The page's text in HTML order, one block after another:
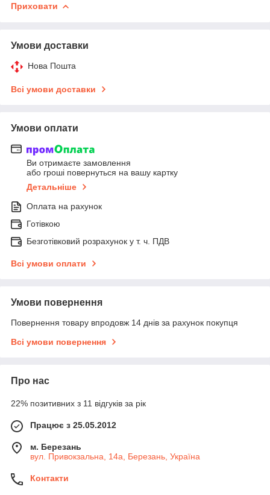
Приховати
Умови доставки
Нова Пошта
Всі умови доставки
Умови оплати
Ви отримаєте замовлення
або гроші повернуться на вашу картку
Детальніше
Оплата на рахунок
Готівкою
Безготівковий розрахунок у т. ч. ПДВ
Всі умови оплати
Умови повернення
Повернення товару впродовж 14 днів за рахунок покупця
Всі умови повернення
Про нас
22% позитивних з 11 відгуків за рік
Працює з 25.05.2012
м. Березань
вул. Привокзальна, 14а, Березань, Україна
Контакти